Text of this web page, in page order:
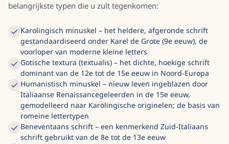
belangrijkste typen die u zult tegenkomen:
Karolingisch minuskel – het heldere, afgeronde schrift
gestandaardiseerd onder Karel de Grote (9e eeuw), de
voorloper van moderne kleine letters
Gotische textura (textualis) – het dichte, hoekige schrift
dominant van de 12e tot de 15e eeuw in Noord-Europa
Humanistisch minuskel – nieuw leven ingeblazen door
Italiaanse Renaissancegeleerden in de 15e eeuw,
gemodelleerd naar Karolingische originelen; de basis van
romeine lettertypen
Beneventaans schrift – een kenmerkend Zuid-Italiaans
schrift gebruikt van de 8e tot de 13e eeuw